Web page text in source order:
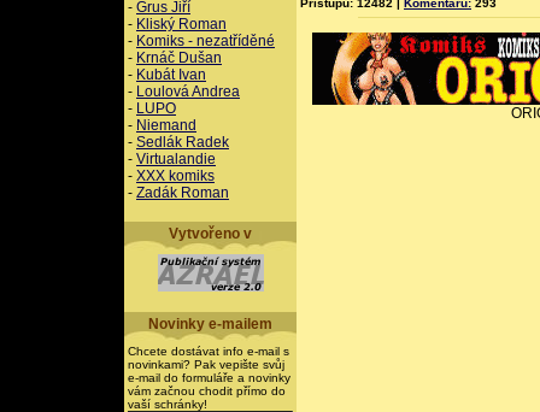
- Grus Jiří
- Kliský Roman
- Komiks - nezatříděné
- Krnáč Dušan
- Kubát Ivan
- Loulová Andrea
- LUPO
- Niemand
- Sedlák Radek
- Virtualandie
- XXX komiks
- Zadák Roman
Vytvořeno v
Novinky e-mailem
Chcete dostávat info e-mail s
novinkami? Pak vepište svůj
e-mail do formuláře a novinky
vám začnou chodit přímo do
vaší schránky!
Přístupů: 12482 | Komentářů: 293